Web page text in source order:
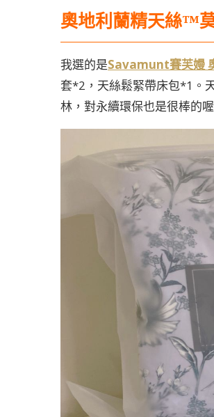
奧地利蘭精天絲™
我選的是Savamunt賽芙嫚
套*2，天絲鬆緊帶床包*1。
林，對永續環保也是很棒的喔